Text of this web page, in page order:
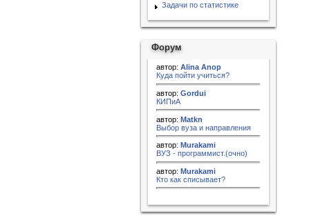
Задачи по статистике
Форум
автор: Alina Anop
Куда пойти учиться?
автор: Gordui
КИПиА
автор: Matkn
Выбор вуза и направления
автор: Murakami
ВУЗ - программист.(очно)
автор: Murakami
Кто как списывает?